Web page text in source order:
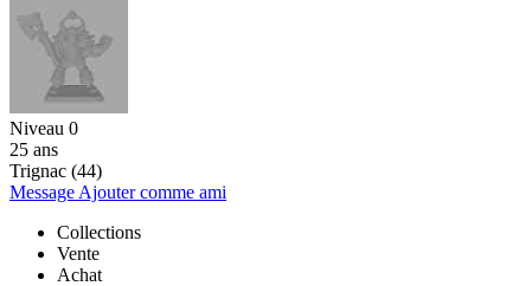
Niveau 0
25 ans
Trignac (44)
Message Ajouter comme ami
Collections
Vente
Achat